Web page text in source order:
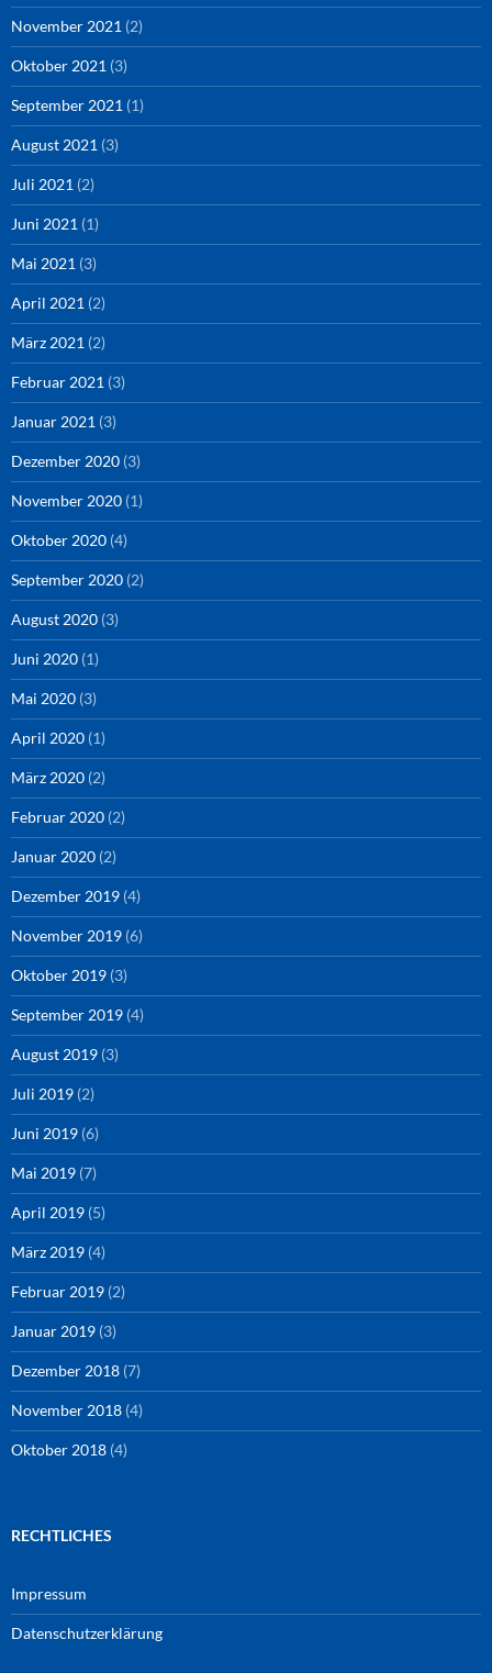
November 2021 (2)
Oktober 2021 (3)
September 2021 (1)
August 2021 (3)
Juli 2021 (2)
Juni 2021 (1)
Mai 2021 (3)
April 2021 (2)
März 2021 (2)
Februar 2021 (3)
Januar 2021 (3)
Dezember 2020 (3)
November 2020 (1)
Oktober 2020 (4)
September 2020 (2)
August 2020 (3)
Juni 2020 (1)
Mai 2020 (3)
April 2020 (1)
März 2020 (2)
Februar 2020 (2)
Januar 2020 (2)
Dezember 2019 (4)
November 2019 (6)
Oktober 2019 (3)
September 2019 (4)
August 2019 (3)
Juli 2019 (2)
Juni 2019 (6)
Mai 2019 (7)
April 2019 (5)
März 2019 (4)
Februar 2019 (2)
Januar 2019 (3)
Dezember 2018 (7)
November 2018 (4)
Oktober 2018 (4)
RECHTLICHES
Impressum
Datenschutzerklärung